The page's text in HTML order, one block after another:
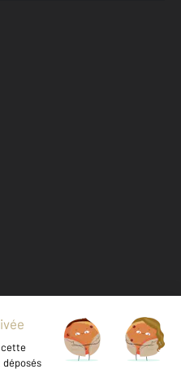
Barèmes d'honoraires